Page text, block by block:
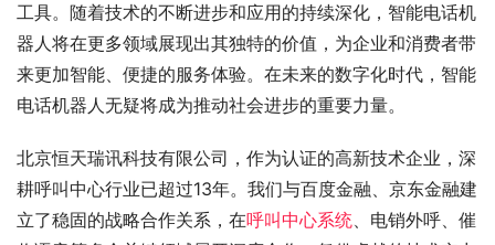
工具。随着技术的不断进步和应用的持续深化，智能电话机
器人将在更多领域展现出其独特的价值，为企业和消费者带
来更加智能、便捷的服务体验。在未来的数字化时代，智能
电话机器人无疑将成为推动社会进步的重要力量。
北京恒天瑞讯科技有限公司，作为认证的高新技术企业，深
耕呼叫中心行业已超过13年。我们与百度金融、京东金融建
立了稳固的战略合作关系，在呼叫中心系统、电销外呼、催